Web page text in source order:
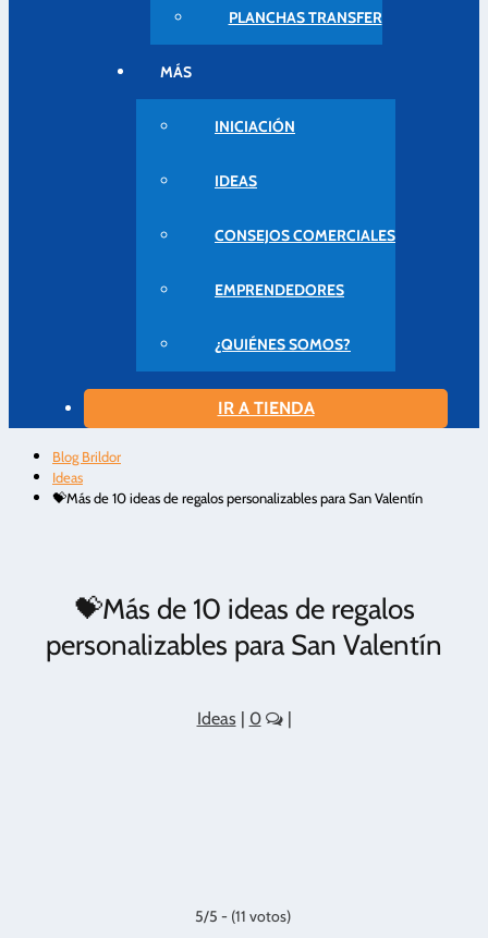
PLANCHAS TRANSFER
MÁS
INICIACIÓN
IDEAS
CONSEJOS COMERCIALES
EMPRENDEDORES
¿QUIÉNES SOMOS?
IR A TIENDA
Blog Brildor
Ideas
💝Más de 10 ideas de regalos personalizables para San Valentín
💝Más de 10 ideas de regalos
personalizables para San Valentín
Ideas | 0 |
5/5 - (11 votos)